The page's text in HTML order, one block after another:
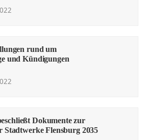
rund um
und Kündigungen
Dokumente zur
Flensburg 2035